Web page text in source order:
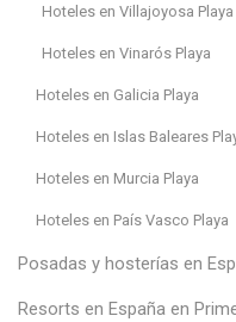
Hoteles en Villajoyosa Playa
Hoteles en Vinarós Playa
Hoteles en Galicia Playa
Hoteles en Islas Baleares
Hoteles en Murcia Playa
Hoteles en País Vasco Playa
Posadas y hosterías en
Resorts en España en